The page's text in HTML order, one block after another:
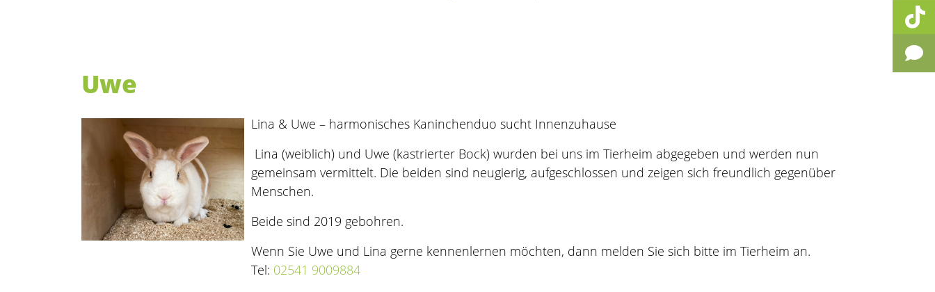
Uwe
Lina & Uwe – harmonisches Kaninchenduo sucht Innenzuhause
Lina (weiblich) und Uwe (kastrierter Bock) wurden bei uns im Tierheim abgegeben und werden nun
gemeinsam vermittelt. Die beiden sind neugierig, aufgeschlossen und zeigen sich freundlich gegenüber
Menschen.
Beide sind 2019 gebohren.
Wenn Sie Uwe und Lina gerne kennenlernen möchten, dann melden Sie sich bitte im Tierheim an.
Tel: 02541 9009884